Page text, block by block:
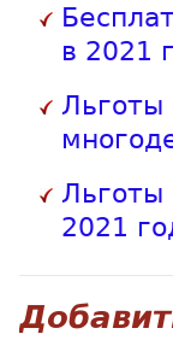
в 2021
Льготы
Льготы
2021